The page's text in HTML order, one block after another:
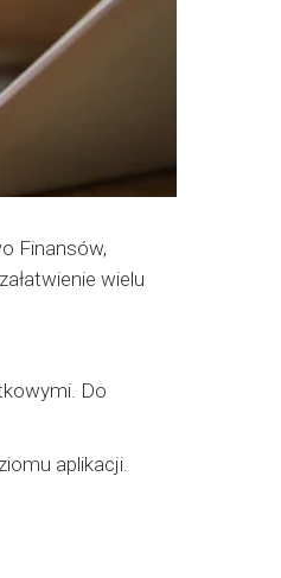
Finansów,
wielu
Do
aplikacji.